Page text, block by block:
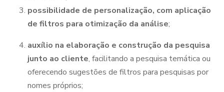
possibilidade de personalização, com aplicação
de filtros para otimização da análise;
auxílio na elaboração e construção da pesquisa
junto ao cliente, facilitando a pesquisa temática ou
oferecendo sugestões de filtros para pesquisas por
nomes próprios;